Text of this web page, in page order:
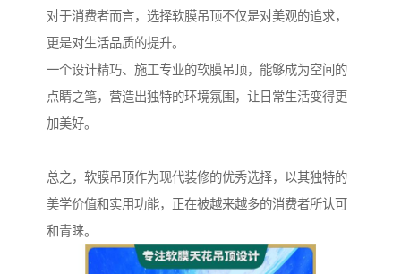
对于消费者而言，选择软膜吊顶不仅是对美观的追求，
更是对生活品质的提升。
一个设计精巧、施工专业的软膜吊顶，能够成为空间的
点睛之笔，营造出独特的环境氛围，让日常生活变得更
加美好。
总之，软膜吊顶作为现代装修的优秀选择，以其独特的
美学价值和实用功能，正在被越来越多的消费者所认可
和青睐。